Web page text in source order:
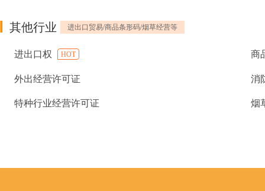
其他行业 进出口贸易/商品条形码/烟草经营等
进出口权 HOT 商
外出经营许可证 消
特种行业经营许可证 烟